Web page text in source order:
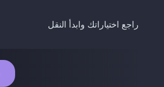
راجع اختياراتك وابدأ النقل